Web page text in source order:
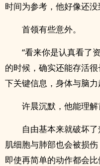
时间为参考，他好像还
首领有些意外。
“看来你是认真看了
的时候，确实还能存活
下关键信息，身体与脑
许晨沉默，他能理解
自由基本来就破坏
肌细胞与肺部也会被损
即使再简单的动作都会比